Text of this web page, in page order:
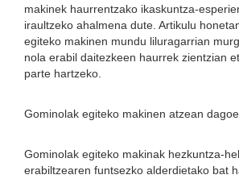
makinek haurrentzako ikaskuntza-
iraultzeko ahalmena dute. Artikulu
egiteko makinen mundu liluragarrian
nola erabil daitezkeen haurrek zientzian
parte hartzeko.
Gominolak egiteko makinen atzean
Gominolak egiteko makinak hezkuntza-
erabiltzearen funtsezko alderdietako bat